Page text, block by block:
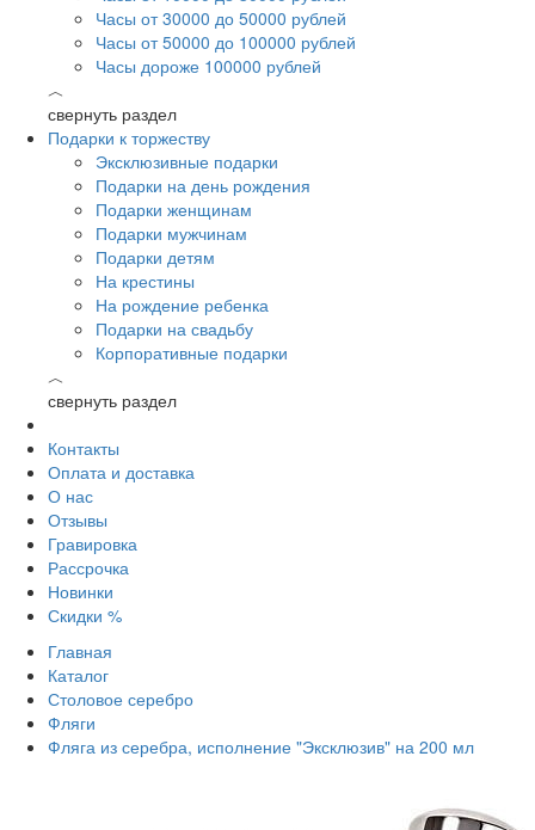
Часы от 30000 до 50000 рублей
Часы от 50000 до 100000 рублей
Часы дороже 100000 рублей
︿
свернуть раздел
Подарки к торжеству
Эксклюзивные подарки
Подарки на день рождения
Подарки женщинам
Подарки мужчинам
Подарки детям
На крестины
На рождение ребенка
Подарки на свадьбу
Корпоративные подарки
︿
свернуть раздел
Контакты
Оплата и доставка
О нас
Отзывы
Гравировка
Рассрочка
Новинки
Скидки %
Главная
Каталог
Столовое серебро
Фляги
Фляга из серебра, исполнение "Эксклюзив" на 200 мл